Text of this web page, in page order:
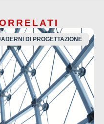
DI PROGETTAZIONE